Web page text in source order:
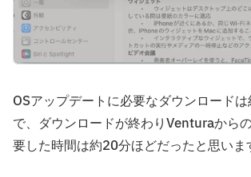
OSアップデートに必要なダウンロード
で、ダウンロードが終わりVenturaから
要した時間は約20分ほどだったと思いま